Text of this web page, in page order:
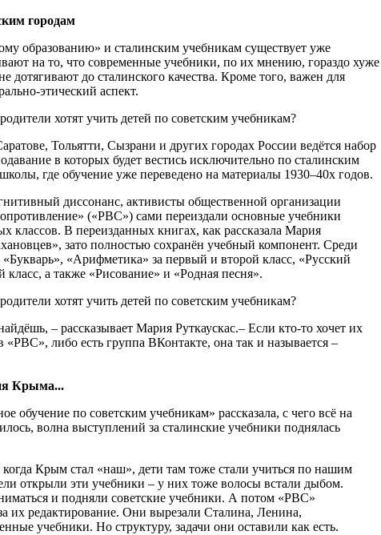
городам
образованию» и сталинским учебникам существует уже
на то, что современные учебники, по их мнению, гораздо хуже
дотягивают до сталинского качества. Кроме того, важен для
этический аспект.
Тольятти, Сызрани и других городах России ведётся набор
в которых будет вестись исключительно по сталинским
где обучение уже переведено на материалы 1930–40х годов.
диссонанс, активисты общественной организации
(«РВС») сами переиздали основные учебники
классов. В переизданных книгах, как рассказала Мария
зато полностью сохранён учебный компонент. Среди
«Арифметика» за первый и второй класс, «Русский
класс, а также «Рисование» и «Родная песня».
– рассказывает Мария Руткаускас.– Если кто-то хочет их
либо есть группа ВКонтакте, она так и называется –
Крыма...
обучение по советским учебникам» рассказала, с чего всё на
волна выступлений за сталинские учебники поднялась
когда Крым стал «наш», дети там тоже стали учиться по нашим
открыли эти учебники – у них тоже волосы встали дыбом.
и подняли советские учебники. А потом «РВС»
их редактирование. Они вырезали Сталина, Ленина,
учебники. Но структуру, задачи они оставили как есть.